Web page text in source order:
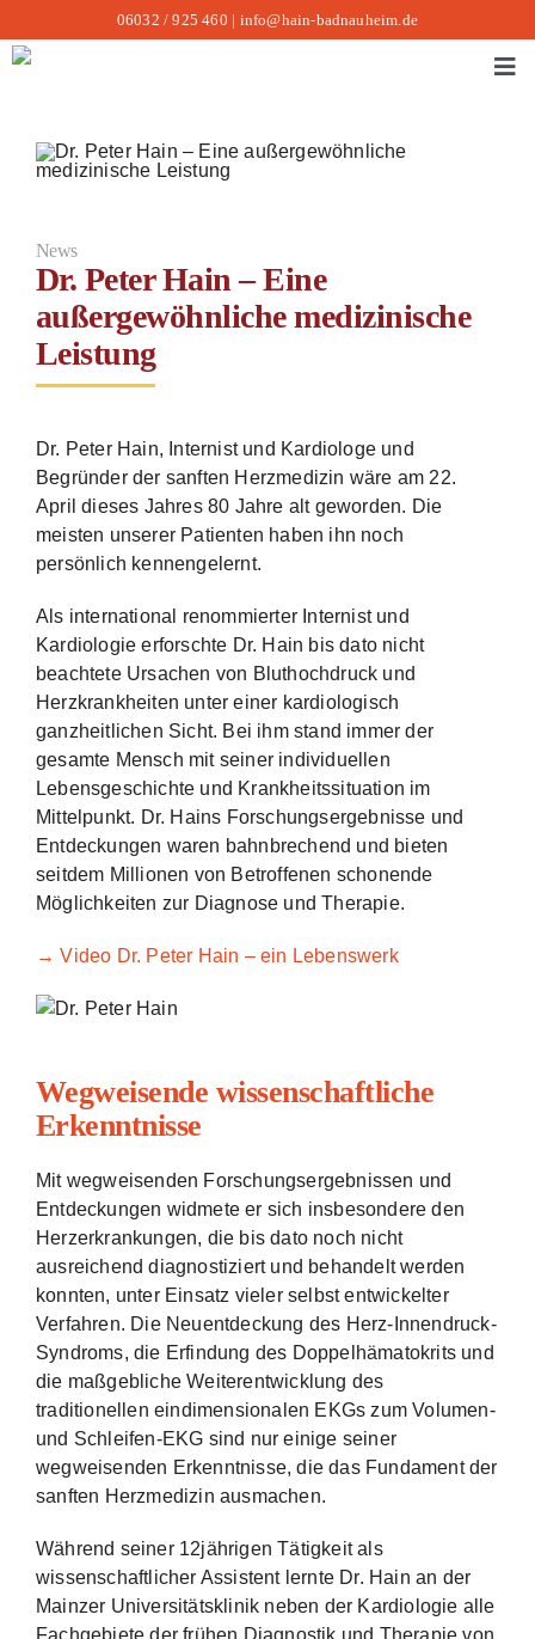
Inhalt
springen
06032 / 925 460 | info@hain-badnauheim.de
News
Dr. Peter Hain – Eine
außergewöhnliche medizinische
Leistung
Dr. Peter Hain, Internist und Kardiologe und
Begründer der sanften Herzmedizin wäre am 22.
April dieses Jahres 80 Jahre alt geworden. Die
meisten unserer Patienten haben ihn noch
persönlich kennengelernt.
Als international renommierter Internist und
Kardiologie erforschte Dr. Hain bis dato nicht
beachtete Ursachen von Bluthochdruck und
Herzkrankheiten unter einer kardiologisch
ganzheitlichen Sicht. Bei ihm stand immer der
gesamte Mensch mit seiner individuellen
Lebensgeschichte und Krankheitssituation im
Mittelpunkt. Dr. Hains Forschungsergebnisse und
Entdeckungen waren bahnbrechend und bieten
seitdem Millionen von Betroffenen schonende
Möglichkeiten zur Diagnose und Therapie.
→ Video Dr. Peter Hain – ein Lebenswerk
Wegweisende wissenschaftliche
Erkenntnisse
Mit wegweisenden Forschungsergebnissen und
Entdeckungen widmete er sich insbesondere den
Herzerkrankungen, die bis dato noch nicht
ausreichend diagnostiziert und behandelt werden
konnten, unter Einsatz vieler selbst entwickelter
Verfahren. Die Neuentdeckung des Herz-Innendruck-
Syndroms, die Erfindung des Doppelhämatokrits und
die maßgebliche Weiterentwicklung des
traditionellen eindimensionalen EKGs zum Volumen-
und Schleifen-EKG sind nur einige seiner
wegweisenden Erkenntnisse, die das Fundament der
sanften Herzmedizin ausmachen.
Während seiner 12jährigen Tätigkeit als
wissenschaftlicher Assistent lernte Dr. Hain an der
Mainzer Universitätsklinik neben der Kardiologie alle
Fachgebiete der frühen Diagnostik und Therapie von